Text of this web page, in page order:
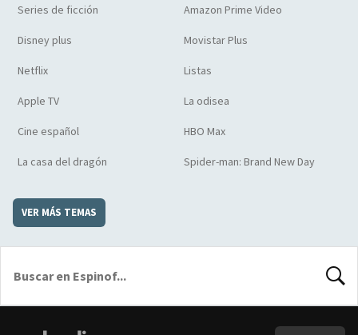
Series de ficción Amazon Prime Video
Disney plus Movistar Plus
Netflix Listas
Apple TV La odisea
Cine español HBO Max
La casa del dragón Spider-man: Brand New Day
VER MÁS TEMAS